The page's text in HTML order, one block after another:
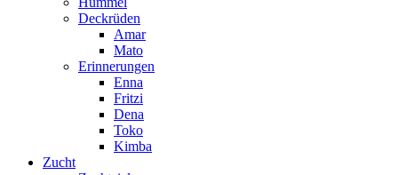
Deckrüden
Amar
Mato
Erinnerungen
Enna
Fritzi
Dena
Toko
Kimba
Zucht